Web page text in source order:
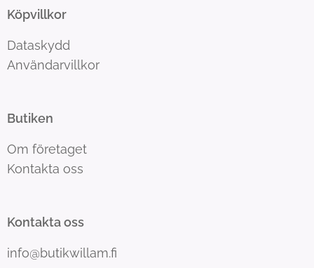
Köpvillkor
Dataskydd
Användarvillkor
Butiken
Om företaget
Kontakta oss
Kontakta oss
info@butikwillam.fi